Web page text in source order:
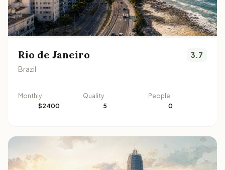
Rio de Janeiro
Brazil
3.7
Monthly
$2400
Quality
5
People
0